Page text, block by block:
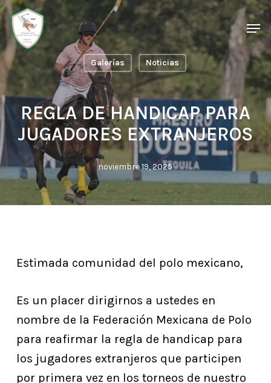
Skip
to
main
content
Galerías Noticias
REGLA DE HANDICAP PARA
JUGADORES EXTRANJEROS
noviembre 19, 2025
Estimada comunidad del polo mexicano,
Es un placer dirigirnos a ustedes en
nombre de la Federación Mexicana de Polo
para reafirmar la regla de handicap para
los jugadores extranjeros que participen
por primera vez en los torneos de nuestro